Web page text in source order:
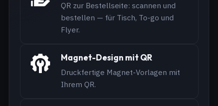
QR zur Bestellseite: scannen und
bestellen — für Tisch, To-go und
Flyer.
Magnet-Design mit QR
Druckfertige Magnet-Vorlagen mit
Ihrem QR.